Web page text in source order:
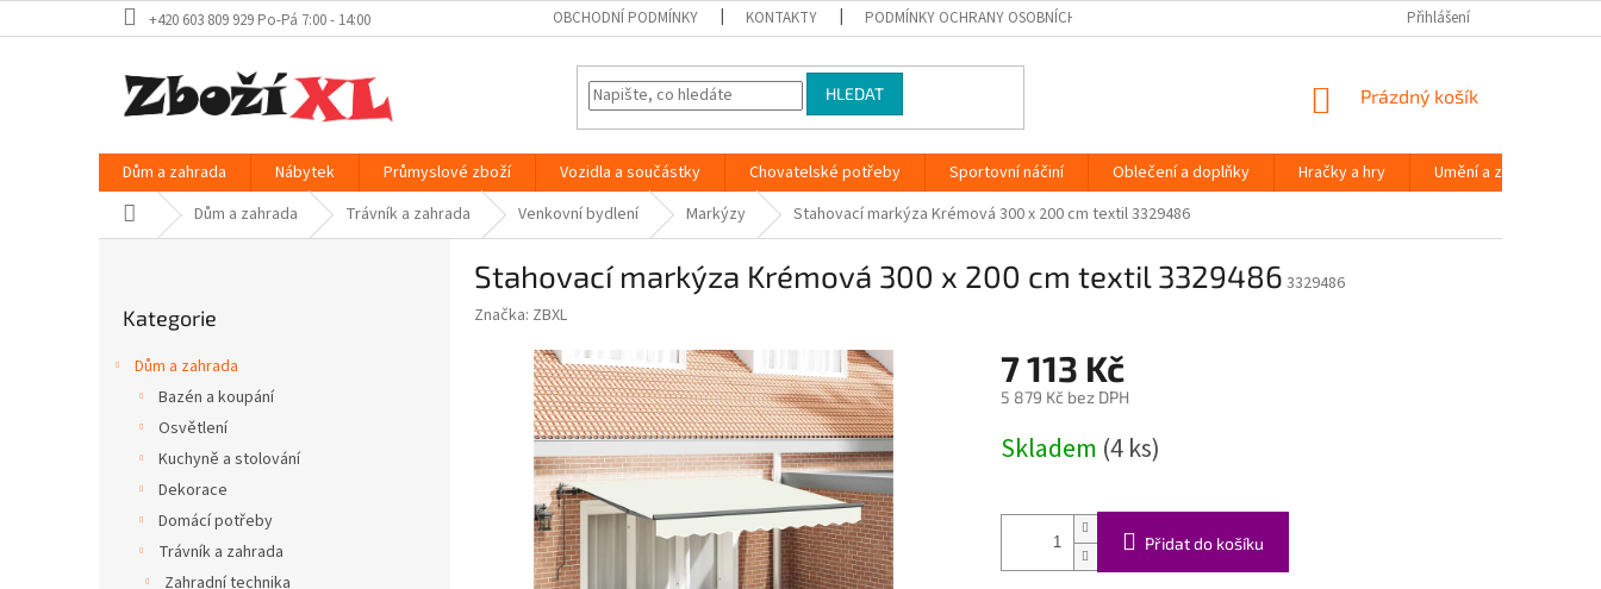
na
+420 603 809 929 Po-Pá 7:00 - 14:00 OBCHODNÍ PODMÍNKY KONTAKTY PODMÍNKY OCHRANY OSOBNÍCH ÚDAJŮ Přihlášení
HLEDAT
NÁKUPNÍ
Prázdný košík
Dům a zahrada Nábytek Průmyslové zboží Vozidla a součástky Chovatelské potřeby Sportovní náčiní Oblečení a doplňky Hračky a hry Umění a zábava
Domů Dům a zahrada Trávník a zahrada Venkovní bydlení Markýzy Stahovací markýza Krémová 300 x 200 cm textil 3329486
kategorie
Kategorie
Dům a zahrada
Bazén a koupání
Osvětlení
Kuchyně a stolování
Dekorace
Domácí potřeby
Trávník a zahrada
Zahradní technika
Stahovací markýza Krémová 300 x 200 cm textil 3329486 3329486
Značka: ZBXL
7 113 Kč
5 879 Kč bez DPH
cena:
Skladem (4 ks)
Přidat do košíku